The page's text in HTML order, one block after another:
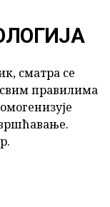
сматра се
свим правилима